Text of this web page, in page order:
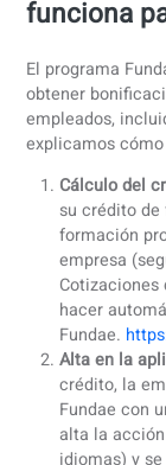
Nuestro portal
y una gestión
hasta el C1.
de tu equipo
formación
¿Qué es
El programa
obtener
empleados,
explicamos